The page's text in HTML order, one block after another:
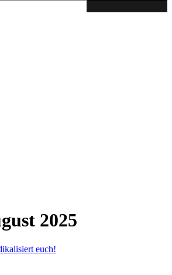
2025